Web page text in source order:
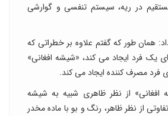
مستقیم در ریه، سیستم تنفسی و گوارشی
همان طور که گفتم علاوه بر خطراتی که
یک فرد ایجاد می کند، «شیشه افغانی»
فرد مصرف کننده ایجاد می کند.
افغانی» از نظر ظاهری شبیه به شیشه
از نظر ظاهر، رنگ و بو با ماده مخدر